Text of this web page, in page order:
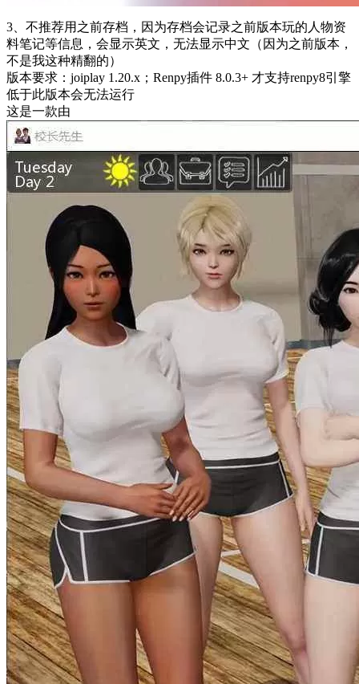
3、不推荐用之前存档，因为存档会记录之前版本玩的人物资
料笔记等信息，会显示英文，无法显示中文（因为之前版本，
不是我这种精翻的）
版本要求：joiplay 1.20.x；Renpy插件 8.0.3+ 才支持renpy8引擎
低于此版本会无法运行
这是一款由